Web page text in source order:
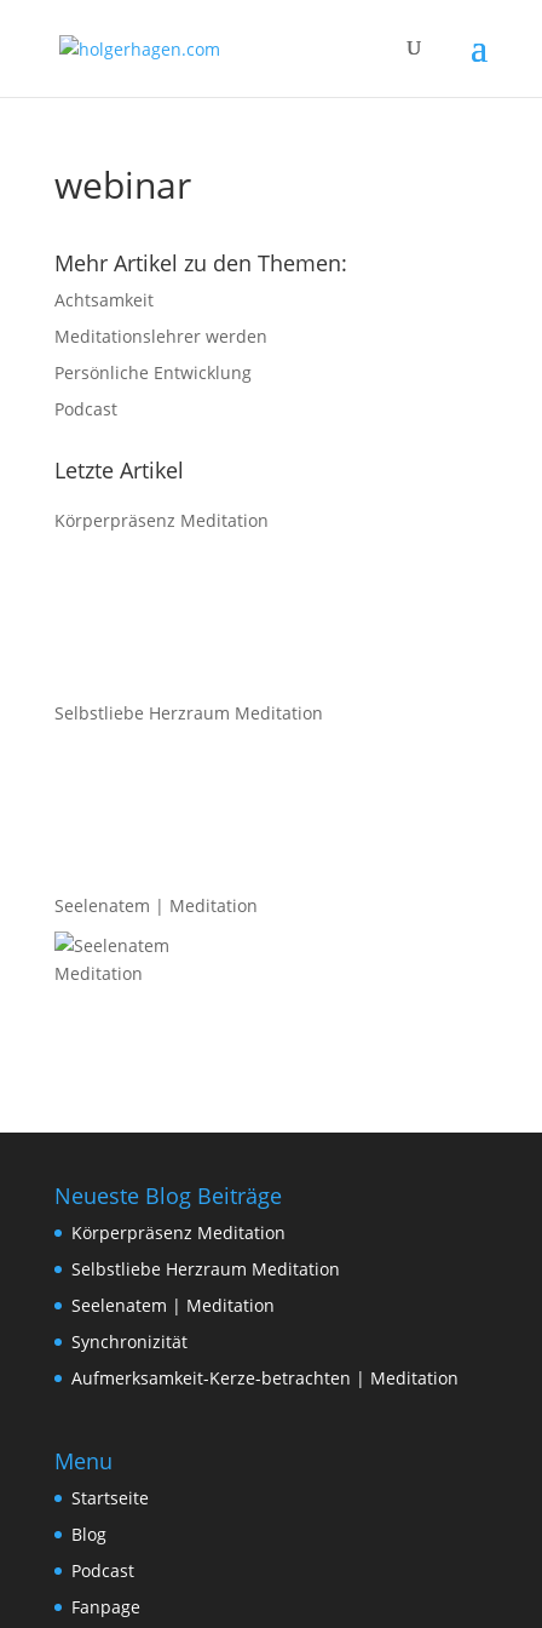
webinar
Mehr Artikel zu den Themen:
Achtsamkeit
Meditationslehrer werden
Persönliche Entwicklung
Podcast
Letzte Artikel
Körperpräsenz Meditation
Selbstliebe Herzraum Meditation
Seelenatem | Meditation
Neueste Blog Beiträge
Körperpräsenz Meditation
Selbstliebe Herzraum Meditation
Seelenatem | Meditation
Synchronizität
Aufmerksamkeit-Kerze-betrachten | Meditation
Menu
Startseite
Blog
Podcast
Fanpage